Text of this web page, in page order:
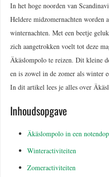
In het hoge noorden van
Heldere midzomernachten worden
winternachten. Met een beetje
zich aangetrokken voelt tot deze
Äkäslompolo te reizen. Dit kleine
en is zowel in de zomer als winter
In dit artikel lees je alles over
Inhoudsopgave
Äkäslompolo in een notendop
Winteractiviteiten
Zomeractiviteiten